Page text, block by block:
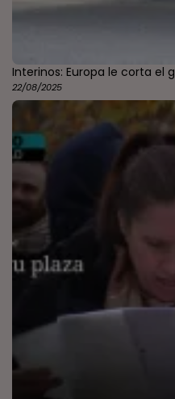
Interinos: Europa le corta el
22/08/2025